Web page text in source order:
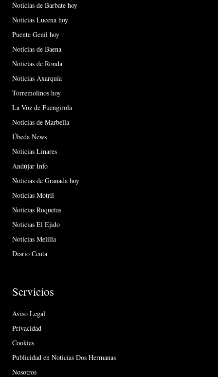
Noticias de Barbate hoy
Noticias Lucena hoy
Puente Genil hoy
Noticias de Baena
Noticias de Ronda
Noticias Axarquía
Torremolinos hoy
La Voz de Fuengirola
Noticias de Marbella
Úbeda News
Noticias Linares
Andújar Info
Noticias de Granada hoy
Noticias Motril
Noticias Roquetas
Noticias El Ejido
Noticias Melilla
Diario Ceuta
Servicios
Aviso Legal
Privacidad
Cookies
Publicidad en Noticias Dos Hermanas
Nosotros